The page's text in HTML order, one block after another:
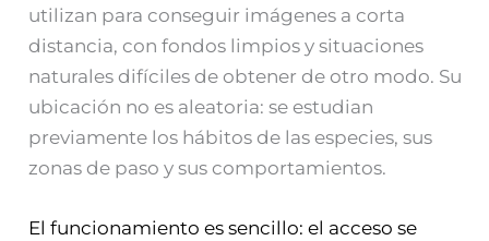
utilizan para conseguir imágenes a corta
distancia, con fondos limpios y situaciones
naturales difíciles de obtener de otro modo. Su
ubicación no es aleatoria: se estudian
previamente los hábitos de las especies, sus
zonas de paso y sus comportamientos.
El funcionamiento es sencillo: el acceso se